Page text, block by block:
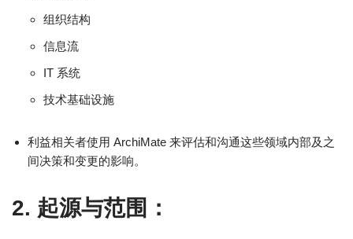
组织结构
信息流
IT 系统
技术基础设施
利益相关者使用 ArchiMate 来评估和沟通这些领域内部及之
间决策和变更的影响。
2. 起源与范围：